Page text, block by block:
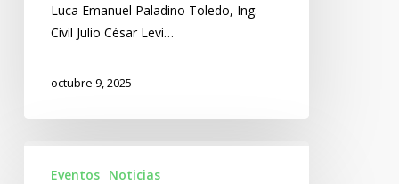
Luca Emanuel Paladino Toledo, Ing.
Civil Julio César Levi…
octubre 9, 2025
ACTUALIZACIÓN
PROFESIONAL
Eventos Noticias